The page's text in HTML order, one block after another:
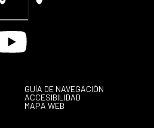
GUÍA DE NAVEGACIÓN
ACCESIBILIDAD
MAPA WEB